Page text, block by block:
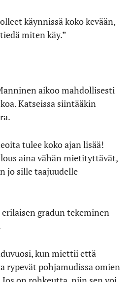
käynnissä koko kevään,
miten käy.”
aikoo mahdollisesti
Katseissa siintääkin
tulee koko ajan lisää!
aina vähän mietityttävät,
jo sille taajuudelle
gradun tekeminen
kun miettii että
rypevät pohjamudissa omien